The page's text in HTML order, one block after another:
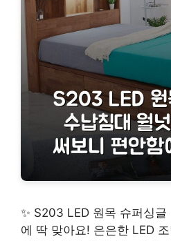
✨ S203 LED 원목 슈퍼싱
에 딱 맞아요! 은은한 LED